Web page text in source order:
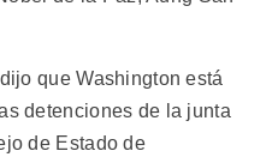
que Washington está
detenciones de la junta
de Estado de